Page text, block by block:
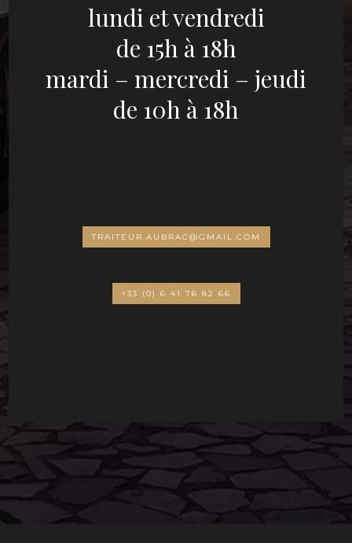
lundi et vendredi
de 15h à 18h
mardi – mercredi – jeudi
de 10h à 18h
TRAITEUR.AUBRAC@GMAIL.COM
+33 (0) 6 41 76 82 66